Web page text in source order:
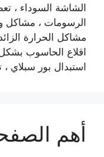
الشاشة السوداء ،
الرسومات ، مشاكل
مشاكل الحرارة
اقلاع الحاسوب
استبدال بور سبلاي
أهم